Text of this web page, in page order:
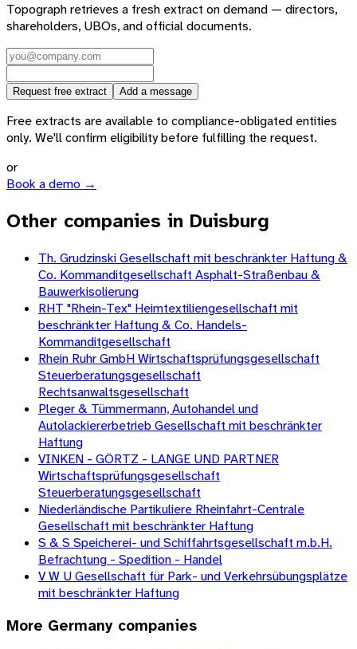
Topograph retrieves a fresh extract on demand — directors,
shareholders, UBOs, and official documents.
Request free extract Add a message
Free extracts are available to compliance-obligated entities
only. We'll confirm eligibility before fulfilling the request.
or
Book a demo →
Other companies in Duisburg
Th. Grudzinski Gesellschaft mit beschränkter Haftung &
Co. Kommanditgesellschaft Asphalt-Straßenbau &
Bauwerkisolierung
RHT "Rhein-Tex" Heimtextiliengesellschaft mit
beschränkter Haftung & Co. Handels-
Kommanditgesellschaft
Rhein Ruhr GmbH Wirtschaftsprüfungsgesellschaft
Steuerberatungsgesellschaft
Rechtsanwaltsgesellschaft
Pleger & Tümmermann, Autohandel und
Autolackiererbetrieb Gesellschaft mit beschränkter
Haftung
VINKEN - GÖRTZ - LANGE UND PARTNER
Wirtschaftsprüfungsgesellschaft
Steuerberatungsgesellschaft
Niederländische Partikuliere Rheinfahrt-Centrale
Gesellschaft mit beschränkter Haftung
S & S Speicherei- und Schiffahrtsgesellschaft m.b.H.
Befrachtung - Spedition - Handel
V W U Gesellschaft für Park- und Verkehrsübungsplätze
mit beschränkter Haftung
More Germany companies